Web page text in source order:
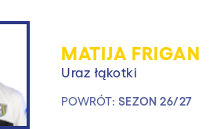
MATIJA FRIGAN
Uraz łąkotki
POWRÓT: SEZON 26/27